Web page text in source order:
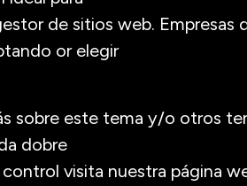
de sitios web. Empresas
or elegir
sobre este tema y/o otros
dobre
visita nuestra página